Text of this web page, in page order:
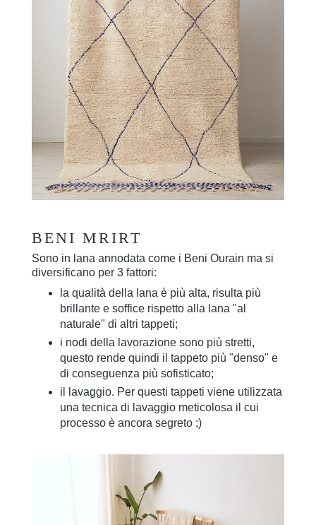
BENI MRIRT
Sono in lana annodata come i Beni Ourain ma si
diversificano per 3 fattori:
la qualità della lana è più alta, risulta più
brillante e soffice rispetto alla lana "al
naturale" di altri tappeti;
i nodi della lavorazione sono più stretti,
questo rende quindi il tappeto più "denso" e
di conseguenza più sofisticato;
il lavaggio. Per questi tappeti viene utilizzata
una tecnica di lavaggio meticolosa il cui
processo è ancora segreto ;)